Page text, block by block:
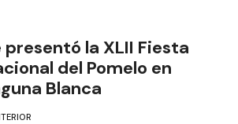
presentó la XLII Fiesta
del Pomelo en
Blanca